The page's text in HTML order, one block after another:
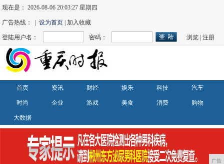
现在是：2026-08-06 20:03:28 星期四
广告热线： |设为首页 | 加入收藏
登陆用户名： 密码： 浏览 |注册
首页 资讯 财经 娱乐 科技 汽车
时尚 企业 游戏 美食 消费 购物
大数据
广告